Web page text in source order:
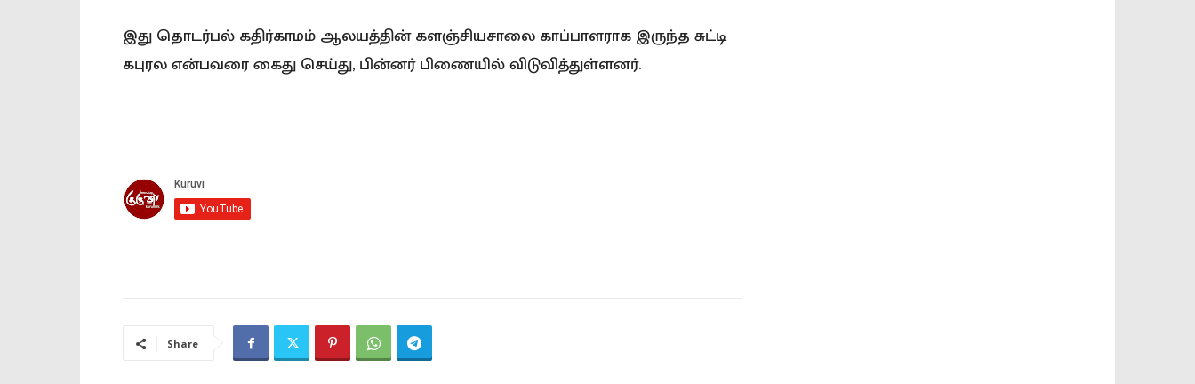
இது தொடர்பல் கதிர்காமம் ஆலயத்தின் களஞ்சியசாலை காப்பாளராக இருந்த சுட்டி
கபுரல என்பவரை கைது செய்து, பின்னர் பிணையில் விடுவித்துள்ளனர்.
Share